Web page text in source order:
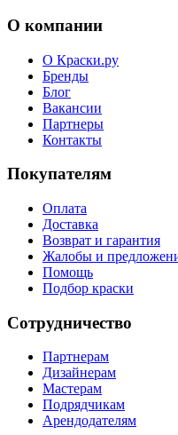
О компании
О Краски.ру
Бренды
Блог
Вакансии
Партнеры
Контакты
Покупателям
Оплата
Доставка
Возврат и гарантия
Жалобы и
Помощь
Подбор краски
Сотрудничество
Партнерам
Дизайнерам
Мастерам
Подрядчикам
Арендодателям